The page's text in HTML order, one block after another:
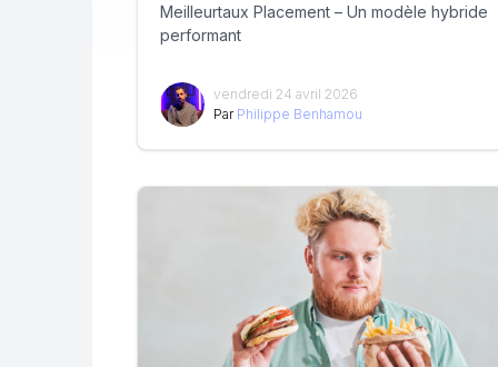
Meilleurtaux Placement – Un modèle hybride
performant
vendredi 24 avril 2026
Par Philippe Benhamou